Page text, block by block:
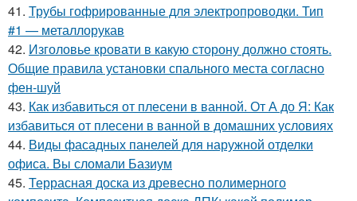
41. Трубы гофрированные для электропроводки. Тип
#1 — металлорукав
42. Изголовье кровати в какую сторону должно стоять.
Общие правила установки спального места согласно
фен-шуй
43. Как избавиться от плесени в ванной. От А до Я: Как
избавиться от плесени в ванной в домашних условиях
44. Виды фасадных панелей для наружной отделки
офиса. Вы сломали Базиум
45. Террасная доска из древесно полимерного